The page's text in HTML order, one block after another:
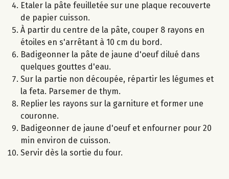
Etaler la pâte feuilletée sur une plaque recouverte
de papier cuisson.
À partir du centre de la pâte, couper 8 rayons en
étoiles en s'arrêtant à 10 cm du bord.
Badigeonner la pâte de jaune d'oeuf dilué dans
quelques gouttes d'eau.
Sur la partie non découpée, répartir les légumes et
la feta. Parsemer de thym.
Replier les rayons sur la garniture et former une
couronne.
Badigeonner de jaune d'oeuf et enfourner pour 20
min environ de cuisson.
Servir dès la sortie du four.